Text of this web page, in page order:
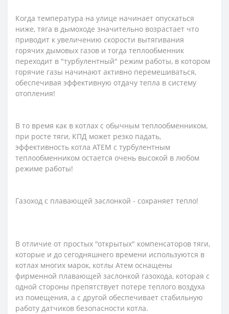
Когда температура на улице начинает опускаться
ниже, тяга в дымоходе значительно возрастает что
приводит к увеличению скорости вытягивания
горячих дымовых газов и тогда теплообменник
переходит в "турбулентный" режим работы, в котором
горячие газы начинают активно перемешиваться,
обеспечивая эффективную отдачу тепла в систему
отопления!
В то время как в котлах с обычным теплообменником,
при росте тяги, КПД может резко падать,
эффективность котла АТЕМ с турбулентным
теплообменником остается очень высокой в ​​любом
режиме работы!
Газоход с плавающей заслонкой - сохраняет тепло!
В отличие от простых "открытых" компенсаторов тяги,
которые и до сегодняшнего времени используются в
котлах многих марок, котлы Атем оснащены
фирменной плавающей заслонкой газохода, которая с
одной стороны препятствует потере теплого воздуха
из помещения, а с другой обеспечивает стабильную
работу датчиков безопасности котла.